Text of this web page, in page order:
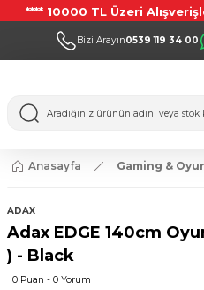
**** 10000 TL Üzeri
Bizi Arayın0539 119 34 00
Anasayfa Gaming &
ADAX
Adax EDGE 140cm
) - Black
0 Puan - 0 Yorum